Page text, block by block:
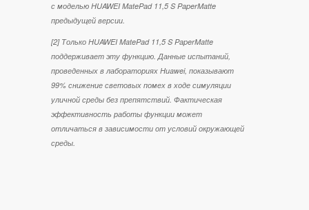
с моделью HUAWEI MatePad 11,5 S PaperMatte
предыдущей версии.
[2]Только HUAWEI MatePad 11,5 S PaperMatte
поддерживает эту функцию. Данные испытаний,
проведенных в лабораториях Huawei, показывают
99% снижение световых помех в ходе симуляции
уличной среды без препятствий. Фактическая
эффективность работы функции может
отличаться в зависимости от условий окружающей⁠
среды.